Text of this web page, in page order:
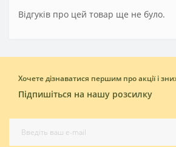
Відгуків про цей товар ще не було.
Хочете дізнаватися першим про акції і
Підпишіться на нашу розсилку